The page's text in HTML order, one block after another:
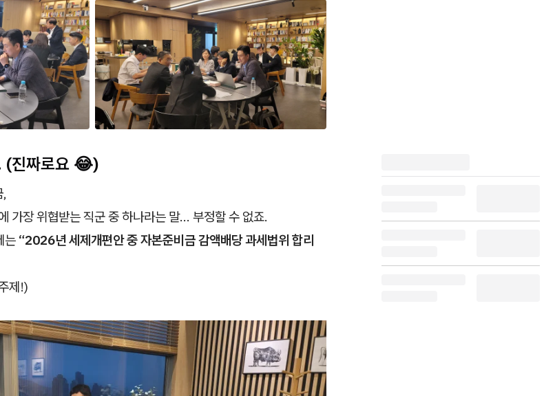
(진짜로요 😂)
,
가장 위협받는 직군 중 하나라는 말… 부정할 수 없죠.
는 “2026년 세제개편안 중 자본준비금 감액배당 과세법위 합리
제!)